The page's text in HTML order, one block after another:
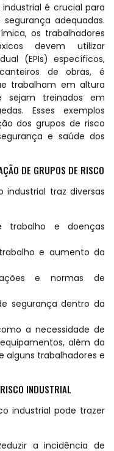
é crucial para
adequadas.
os trabalhadores
devem utilizar
(EPIs) específicos,
de obras, é
trabalham em altura
sejam treinados em
Esses exemplos
dos grupos de risco
e saúde dos
DE GRUPOS DE RISCO
traz diversas
trabalho e doenças
e aumento da
e normas de
segurança dentro da
a necessidade de
além da
alguns trabalhadores e
INDUSTRIAL
industrial pode trazer
a incidência de